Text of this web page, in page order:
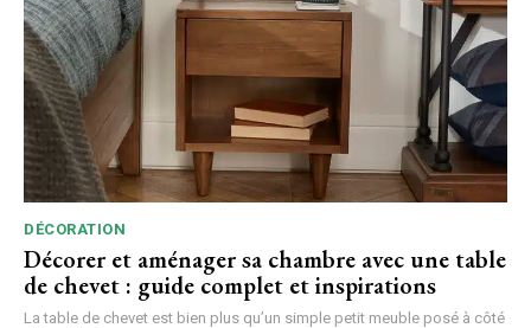
DÉCORATION
Décorer et aménager sa chambre avec une table
de chevet : guide complet et inspirations
La table de chevet est bien plus qu’un simple petit meuble posé à côté